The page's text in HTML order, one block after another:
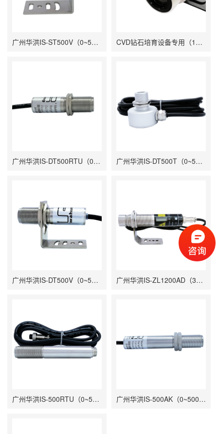
广州华洪IS-ST500V（0~500℃）电压输出低温精巧型固定安装非接触式在线式工业红外测温仪 CVD钻石培育设备专用（150-1200℃）广州华洪IS-CF1200AD(cvd)高温同轴单激光聚焦瞄准固定安装自带显示在线式工业红外测温仪
广州华洪IS-DT500RTU（0~500℃）485信号输出在线式工业红外测温仪 广州华洪IS-DT500T（0~500℃）低温紧凑型固定安装非接触式在线式工业红外测温仪
广州华洪IS-DT500V（0~500℃）电压输出低温短小型固定安装非接触式在线式工业红外测温仪 广州华洪IS-ZL1200AD（350~1200℃）在线式工业红外测温仪短波高温金属专用同轴激光聚焦瞄准固定安装非接触式
广州华洪IS-500RTU（0~500℃）485信号输出快速响应分体式非接触式在线式工业红外测温仪 广州华洪IS-500AK（0~500℃）50mS快速响应精准经济型固定安装非接触式在线式工业红外测温仪